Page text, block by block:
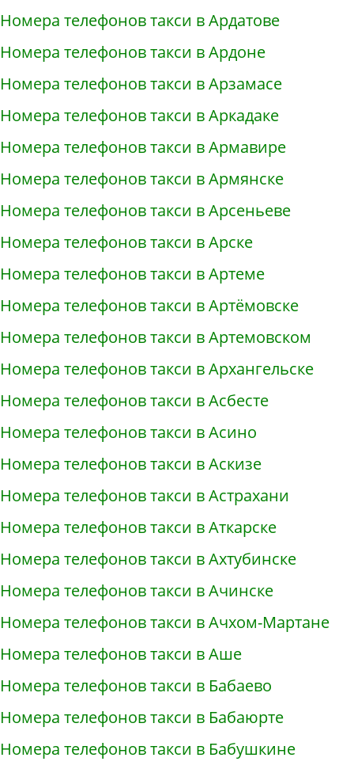
Номера телефонов такси в Ардатове
Номера телефонов такси в Ардоне
Номера телефонов такси в Арзамасе
Номера телефонов такси в Аркадаке
Номера телефонов такси в Армавире
Номера телефонов такси в Армянске
Номера телефонов такси в Арсеньеве
Номера телефонов такси в Арске
Номера телефонов такси в Артеме
Номера телефонов такси в Артёмовске
Номера телефонов такси в Артемовском
Номера телефонов такси в Архангельске
Номера телефонов такси в Асбесте
Номера телефонов такси в Асино
Номера телефонов такси в Аскизе
Номера телефонов такси в Астрахани
Номера телефонов такси в Аткарске
Номера телефонов такси в Ахтубинске
Номера телефонов такси в Ачинске
Номера телефонов такси в Ачхом-Мартане
Номера телефонов такси в Аше
Номера телефонов такси в Бабаево
Номера телефонов такси в Бабаюрте
Номера телефонов такси в Бабушкине